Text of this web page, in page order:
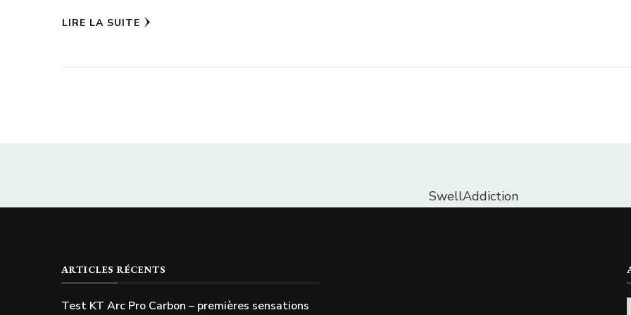
LIRE LA SUITE
SwellAddiction
ARTICLES RÉCENTS
Test KT Arc Pro Carbon – premières sensations